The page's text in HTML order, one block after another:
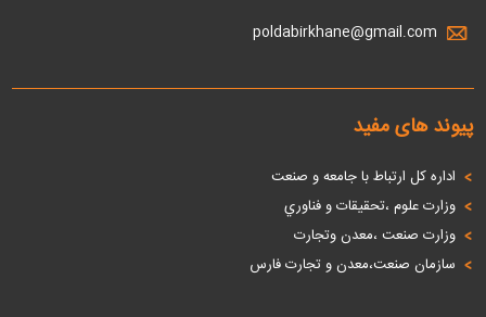
poldabirkhane@gmail.com
پیوند های مفید
اداره كل ارتباط با جامعه و صنعت
وزارت علوم ،تحقيقات و فناوري
وزارت صنعت ،معدن وتجارت
سازمان صنعت،معدن و تجارت فارس